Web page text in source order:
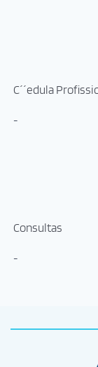
C´´edula
-
Consultas
-